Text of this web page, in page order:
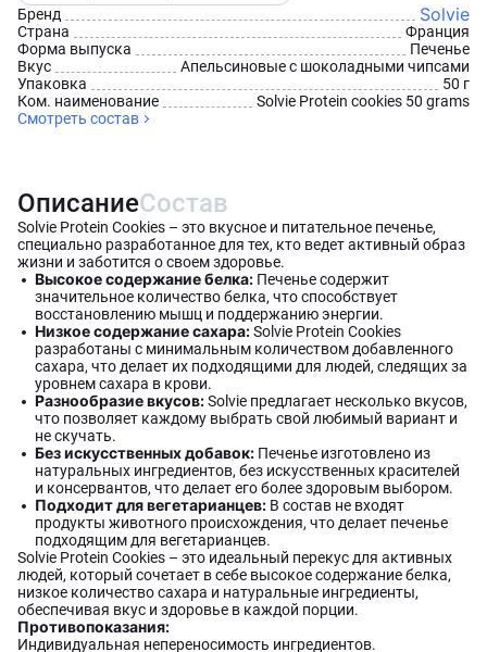
Бренд
Solvie
Страна
Франция
Форма выпуска
Печенье
Вкус
Апельсиновые с шоколадными чипсами
Упаковка
50 г
Ком. наименование
Solvie Protein cookies 50 grams
Смотреть состав
ОписаниеСостав
Solvie Protein Cookies – это вкусное и питательное печенье,
специально разработанное для тех, кто ведет активный образ
жизни и заботится о своем здоровье.
Высокое содержание белка: Печенье содержит
значительное количество белка, что способствует
восстановлению мышц и поддержанию энергии.
Низкое содержание сахара:Solvie Protein Cookies
разработаны с минимальным количеством добавленного
сахара, что делает их подходящими для людей, следящих за
уровнем сахара в крови.
Разнообразие вкусов:Solvie предлагает несколько вкусов,
что позволяет каждому выбрать свой любимый вариант и
не скучать.
Без искусственных добавок: Печенье изготовлено из
натуральных ингредиентов, без искусственных красителей
и консервантов, что делает его более здоровым выбором.
Подходит для вегетарианцев: В состав не входят
продукты животного происхождения, что делает печенье
подходящим для вегетарианцев.
Solvie Protein Cookies – это идеальный перекус для активных
людей, который сочетает в себе высокое содержание белка,
низкое количество сахара и натуральные ингредиенты,
обеспечивая вкус и здоровье в каждой порции.
Противопоказания:
Индивидуальная непереносимость ингредиентов.